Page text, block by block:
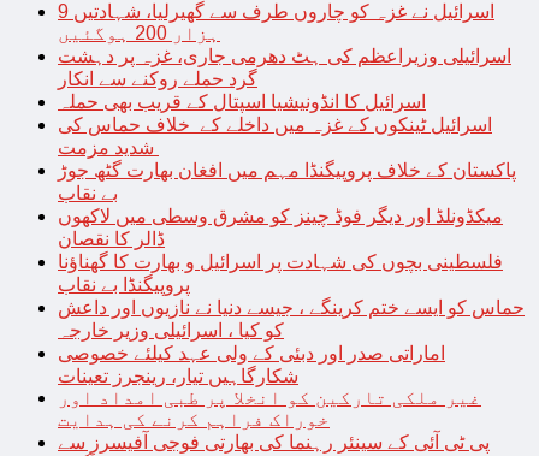
اسرائیل نے غزہ کو چاروں طرف سے گھیرلیا، شہادتیں 9
ہزار 200 ہوگئیں
اسرائیلی وزیراعظم کی ہٹ دھرمی جاری، غزہ پر دہشت
گرد حملے روکنے سے انکار
اسرائیل کا انڈونیشیا اسپتال کے قریب بھی حملہ
اسرائیل ٹینکوں کے غزہ میں داخلے کے خلاف حماس کی
پاکستان کے خلاف پروپیگنڈا مہم میں افغان بھارت گٹھ جوڑ
بے نقاب
میکڈونلڈ اور دیگر فوڈ چینز کو مشرق وسطی میں لاکھوں
ڈالر کا نقصان
فلسطینی بچوں کی شہادت پر اسرائیل و بھارت کا گھناؤنا
پروپیگنڈا بے نقاب
حماس کو ایسے ختم کرینگے ، جیسے دنیا نے نازیوں اور داعش
کو کیا ، اسرائیلی وزیر خارجہ
اماراتی صدر اور دبئی کے ولی عہد کیلئے خصوصی
شکارگاہیں تیار، رینجرز تعینات
غیر ملکی تارکین کو انخلا پر طبی امداد اور
خوراک فراہم کرنے کی ہدایت
پی ٹی آئی کے سینئر رہنما کی بھارتی فوجی آفیسرز سے